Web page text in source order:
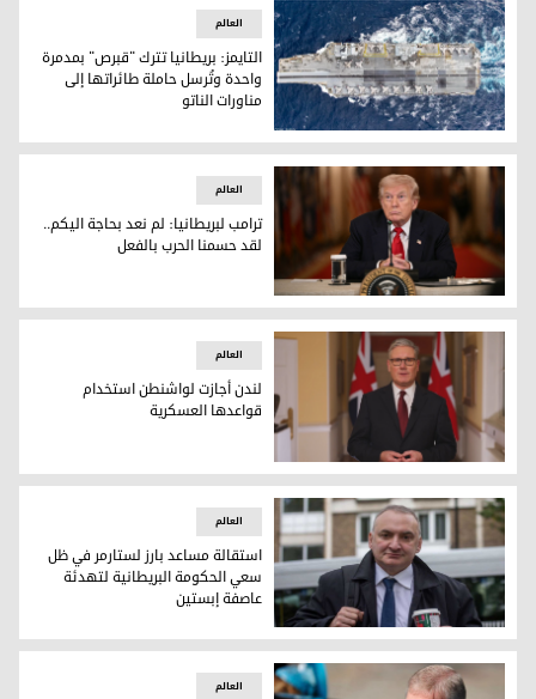
التايمز: بريطانيا تترك "قبرص" بمدمرة واحدة وتُرسل حاملة
العالم
التايمز: بريطانيا تترك "قبرص" بمدمرة
واحدة وتُرسل حاملة طائراتها إلى
مناورات الناتو
ترامب لبريطانيا: لم نعد بحاجة اليكم.. لقد حسمنا الحرب بالفعل
العالم
ترامب لبريطانيا: لم نعد بحاجة اليكم..
لقد حسمنا الحرب بالفعل
لندن أجازت لواشنطن استخدام قواعدها العسكرية
العالم
لندن أجازت لواشنطن استخدام
قواعدها العسكرية
كريس وورمالد، وزير شؤون مجلس الوزراء ورئيس الخدمة
العالم
استقالة مساعد بارز لستارمر في ظل
سعي الحكومة البريطانية لتهدئة
عاصفة إبستين
العالم